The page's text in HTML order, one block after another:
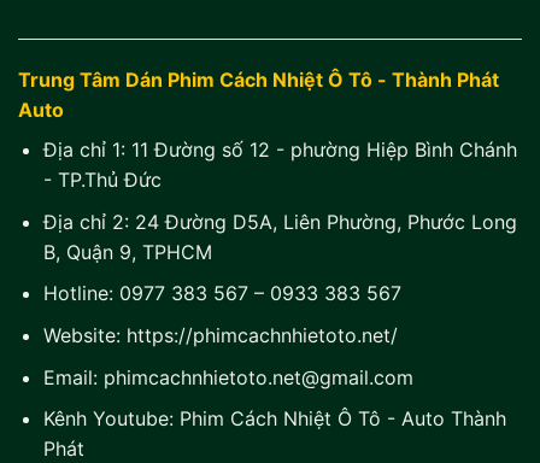
Trung Tâm Dán Phim Cách Nhiệt Ô Tô - Thành Phát
Auto
Địa chỉ 1: 11 Đường số 12 - phường Hiệp Bình Chánh
- TP.Thủ Đức
Địa chỉ 2: 24 Đường D5A, Liên Phường, Phước Long
B, Quận 9, TPHCM
Hotline: 0977 383 567– 0933 383 567
Website: https://phimcachnhietoto.net/
Email: phimcachnhietoto.net@gmail.com
Kênh Youtube: Phim Cách Nhiệt Ô Tô - Auto Thành
Phát